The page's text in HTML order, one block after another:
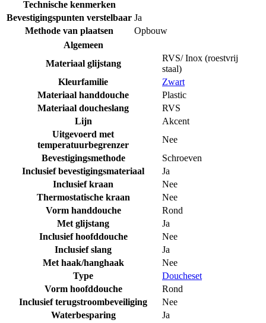
Technische kenmerken
Bevestigingspunten verstelbaar Ja
Methode van plaatsen
Opbouw
Algemeen
Materiaal glijstang
RVS/ Inox (roestvrij
staal)
Kleurfamilie
Zwart
Materiaal handdouche
Plastic
Materiaal doucheslang
RVS
Lijn
Akcent
Uitgevoerd met
temperatuurbegrenzer
Nee
Bevestigingsmethode
Schroeven
Inclusief bevestigingsmateriaal
Ja
Inclusief kraan
Nee
Thermostatische kraan
Nee
Vorm handdouche
Rond
Met glijstang
Ja
Inclusief hoofddouche
Nee
Inclusief slang
Ja
Met haak/hanghaak
Nee
Type
Doucheset
Vorm hoofddouche
Rond
Inclusief terugstroombeveiliging
Nee
Waterbesparing
Ja